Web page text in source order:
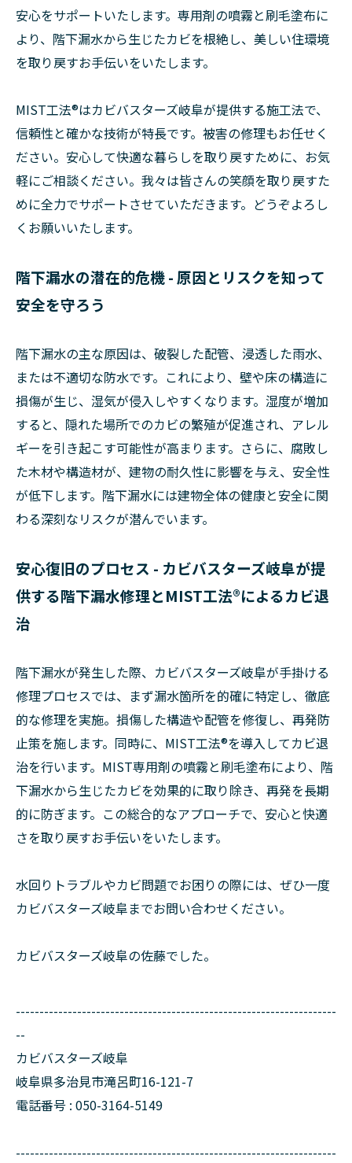
安心をサポートいたします。専用剤の噴霧と刷毛塗布に
より、階下漏水から生じたカビを根絶し、美しい住環境
を取り戻すお手伝いをいたします。
MIST工法®はカビバスターズ岐阜が提供する施工法で、
信頼性と確かな技術が特長です。被害の修理もお任せく
ださい。安心して快適な暮らしを取り戻すために、お気
軽にご相談ください。我々は皆さんの笑顔を取り戻すた
めに全力でサポートさせていただきます。どうぞよろし
くお願いいたします。
階下漏水の潜在的危機 - 原因とリスクを知って
安全を守ろう
階下漏水の主な原因は、破裂した配管、浸透した雨水、
または不適切な防水です。これにより、壁や床の構造に
損傷が生じ、湿気が侵入しやすくなります。湿度が増加
すると、隠れた場所でのカビの繁殖が促進され、アレル
ギーを引き起こす可能性が高まります。さらに、腐敗し
た木材や構造材が、建物の耐久性に影響を与え、安全性
が低下します。階下漏水には建物全体の健康と安全に関
わる深刻なリスクが潜んでいます。
安心復旧のプロセス - カビバスターズ岐阜が提
供する階下漏水修理とMIST工法®によるカビ退
治
階下漏水が発生した際、カビバスターズ岐阜が手掛ける
修理プロセスでは、まず漏水箇所を的確に特定し、徹底
的な修理を実施。損傷した構造や配管を修復し、再発防
止策を施します。同時に、MIST工法®を導入してカビ退
治を行います。MIST専用剤の噴霧と刷毛塗布により、階
下漏水から生じたカビを効果的に取り除き、再発を長期
的に防ぎます。この総合的なアプローチで、安心と快適
さを取り戻すお手伝いをいたします。
水回りトラブルやカビ問題でお困りの際には、ぜひ一度
カビバスターズ岐阜までお問い合わせください。
カビバスターズ岐阜の佐藤でした。
--------------------------------------------------------------------
--
カビバスターズ岐阜
岐阜県多治見市滝呂町16-121-7
電話番号 : 050-3164-5149
--------------------------------------------------------------------